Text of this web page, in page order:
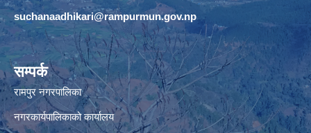
suchanaadhikari@rampurmun.gov.np
सम्पर्क
रामपुर नगरपालिका
नगरकार्यपालिकाको कार्यालय